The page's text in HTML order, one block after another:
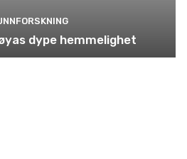
dype hemmelighet